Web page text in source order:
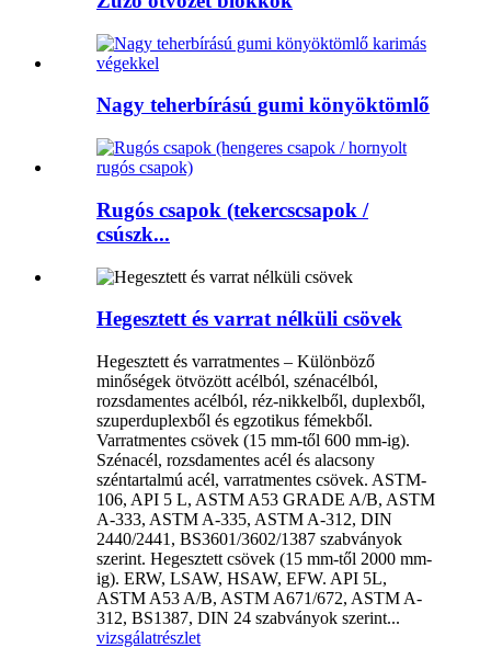
Nagy teherbírású gumi könyöktömlő
Rugós csapok (tekercscsapok /
csúszk...
Hegesztett és varrat nélküli csövek
Hegesztett és varratmentes – Különböző
minőségek ötvözött acélból, szénacélból,
rozsdamentes acélból, réz-nikkelből, duplexből,
szuperduplexből és egzotikus fémekből.
Varratmentes csövek (15 mm-től 600 mm-ig).
Szénacél, rozsdamentes acél és alacsony
széntartalmú acél, varratmentes csövek. ASTM-
106, API 5 L, ASTM A53 GRADE A/B, ASTM
A-333, ASTM A-335, ASTM A-312, DIN
2440/2441, BS3601/3602/1387 szabványok
szerint. Hegesztett csövek (15 mm-től 2000 mm-
ig). ERW, LSAW, HSAW, EFW. API 5L,
ASTM A53 A/B, ASTM A671/672, ASTM A-
312, BS1387, DIN 24 szabványok szerint...
vizsgálatrészlet